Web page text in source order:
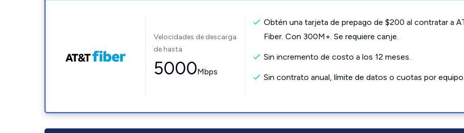
Velocidades de descarga
de hasta
5000Mbps
Obtén una tarjeta de prepago de $200 al contratar a
Fiber. Con 300M+. Se requiere canje.
Sin incremento de costo a los 12 meses.
Sin contrato anual, límite de datos o cuotas por equipo.